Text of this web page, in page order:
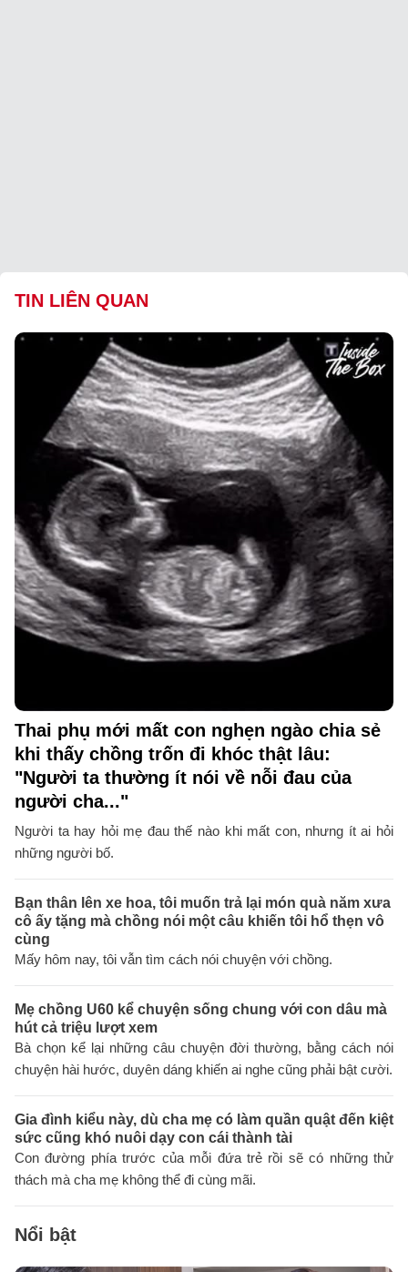
TIN LIÊN QUAN
Thai phụ mới mất con nghẹn ngào chia sẻ
khi thấy chồng trốn đi khóc thật lâu:
"Người ta thường ít nói về nỗi đau của
người cha..."
Người ta hay hỏi mẹ đau thế nào khi mất con, nhưng ít ai hỏi
những người bố.
Bạn thân lên xe hoa, tôi muốn trả lại món quà năm xưa
cô ấy tặng mà chồng nói một câu khiến tôi hổ thẹn vô
cùng
Mấy hôm nay, tôi vẫn tìm cách nói chuyện với chồng.
Mẹ chồng U60 kể chuyện sống chung với con dâu mà
hút cả triệu lượt xem
Bà chọn kể lại những câu chuyện đời thường, bằng cách nói
chuyện hài hước, duyên dáng khiến ai nghe cũng phải bật cười.
Gia đình kiểu này, dù cha mẹ có làm quần quật đến kiệt
sức cũng khó nuôi dạy con cái thành tài
Con đường phía trước của mỗi đứa trẻ rồi sẽ có những thử
thách mà cha mẹ không thể đi cùng mãi.
Nổi bật